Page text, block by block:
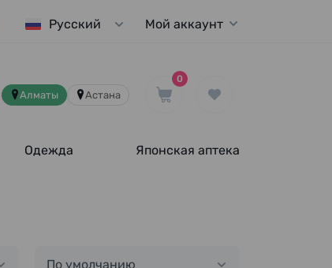
Алматы Астана
0
Русский Мой аккаунт
Одежда Японская аптека
По умолчанию